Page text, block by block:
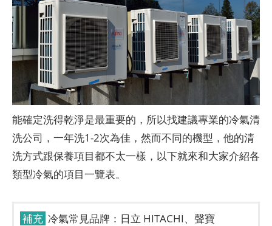
能確定洗得乾淨是最重要的，所以找建議專業的冷氣清
洗公司，一年洗1-2次為佳，然而不同的機型，他的清
洗方式跟保養項目都不太一樣，以下就來和大家介紹各
類型冷氣的項目一覽表。
補充 冷氣常見品牌：日立 HITACHI、聲寶